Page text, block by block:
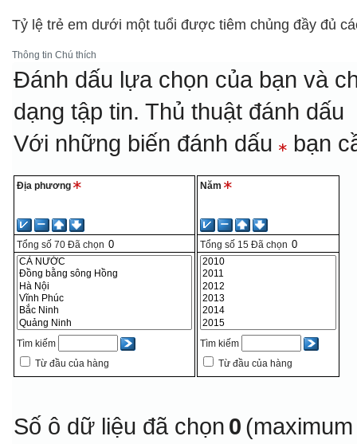
Tỷ lệ trẻ em dưới một tuổi được tiêm chủng đầy đủ
Thông tin Chú thích
Đánh dấu lựa chọn của bạn và
dạng tập tin.Thủ thuật đánh dấu
Với những biến đánh dấu bạn
Địa phương
Tổng số 70 Đã chọn
Tìm kiếm
Từ đầu của hàng
Năm
Tổng số 15 Đã chọn
Tìm kiếm
Từ đầu của hàng
Số ô dữ liệu đã chọn 0